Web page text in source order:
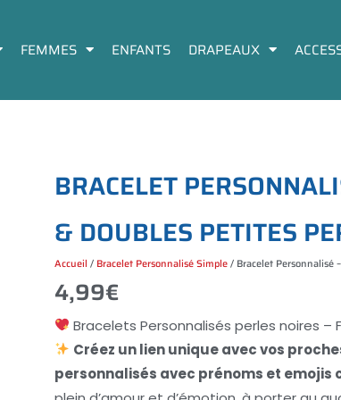
FEMMES ENFANTS DRAPEAUX
BRACELET PERSONNALI
& DOUBLES PETITES PE
Accueil / Bracelet Personnalisé Simple/ Bracelet Personnalisé
4,99€
Bracelets Personnalisés perles noires –
Créez un lien unique avec vos
personnalisés avec prénoms et emojis